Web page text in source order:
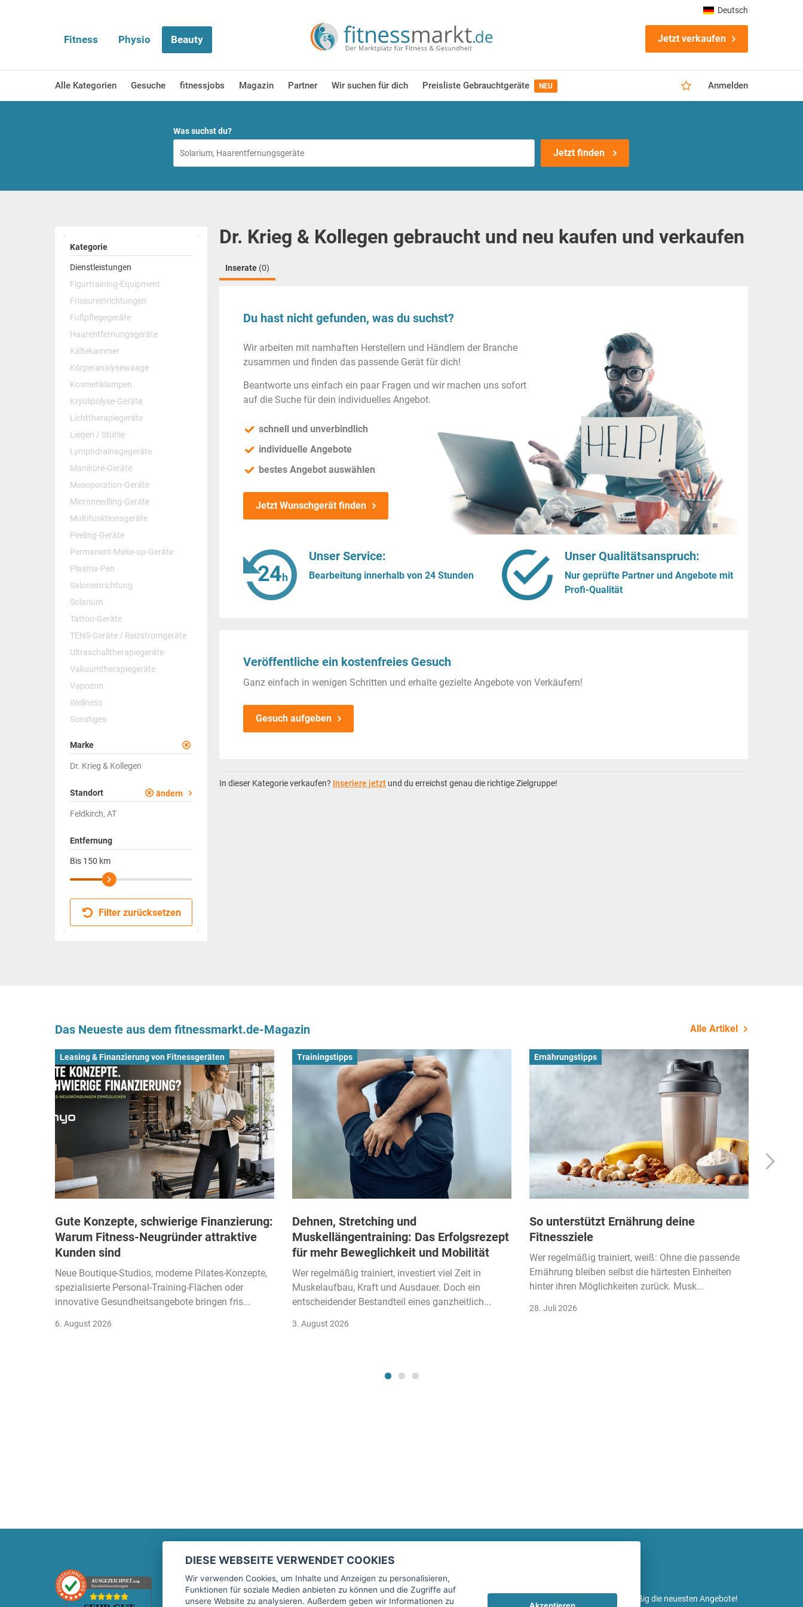
Fitness Physio Beauty Jetzt verkaufen
Alle Kategorien Gesuche fitnessjobs Magazin Partner Wir suchen für dich Preisliste Gebrauchtgeräte NEU Anmelden
Deutsch
Was suchst du?
Jetzt finden
Kategorie
Dienstleistungen
Figurtraining-Equipment
Friseureinrichtungen
Fußpflegegeräte
Haarentfernungsgeräte
Kältekammer
Körperanalysewaage
Kosmetiklampen
Kryolipolyse-Geräte
Lichttherapiegeräte
Liegen / Stühle
Lymphdrainagegeräte
Maniküre-Geräte
Mesoporation-Geräte
Microneedling-Geräte
Multifunktionsgeräte
Peeling-Geräte
Permanent-Make-up-Geräte
Plasma-Pen
Saloneinrichtung
Solarium
Tattoo-Geräte
TENS-Geräte / Reizstromgeräte
Ultraschalltherapiegeräte
Vakuumtherapiegeräte
Vapozon
Wellness
Sonstiges
Marke
Dr. Krieg & Kollegen
Standort ändern
Feldkirch, AT
Entfernung
Bis 150 km
Filter zurücksetzen
Dr. Krieg & Kollegen gebraucht und neu kaufen und verkaufen
Inserate (0)
Du hast nicht gefunden, was du suchst?
Wir arbeiten mit namhaften Herstellern und Händlern der Branche
zusammen und finden das passende Gerät für dich!
Beantworte uns einfach ein paar Fragen und wir machen uns sofort
auf die Suche für dein individuelles Angebot.
schnell und unverbindlich
individuelle Angebote
bestes Angebot auswählen
Jetzt Wunschgerät finden
Unser Service:
Bearbeitung innerhalb von 24 Stunden
Unser Qualitätsanspruch:
Nur geprüfte Partner und Angebote mit
Profi-Qualität
Veröffentliche ein kostenfreies Gesuch
Ganz einfach in wenigen Schritten und erhalte gezielte Angebote von Verkäufern!
Gesuch aufgeben
In dieser Kategorie verkaufen? Inseriere jetzt und du erreichst genau die richtige Zielgruppe!
Das Neueste aus dem fitnessmarkt.de-Magazin Alle Artikel
Leasing & Finanzierung von Fitnessgeräten
Gute Konzepte, schwierige Finanzierung:
Warum Fitness-Neugründer attraktive
Kunden sind
Neue Boutique-Studios, moderne Pilates-Konzepte,
spezialisierte Personal-Training-Flächen oder
innovative Gesundheitsangebote bringen fris...
6. August 2026
Trainingstipps
Dehnen, Stretching und
Muskellängentraining: Das Erfolgsrezept
für mehr Beweglichkeit und Mobilität
Wer regelmäßig trainiert, investiert viel Zeit in
Muskelaufbau, Kraft und Ausdauer. Doch ein
entscheidender Bestandteil eines ganzheitlich...
3. August 2026
Ernährungstipps
So unterstützt Ernährung deine
Fitnessziele
Wer regelmäßig trainiert, weiß: Ohne die passende
Ernährung bleiben selbst die härtesten Einheiten
hinter ihren Möglichkeiten zurück. Musk...
28. Juli 2026
AUSGEZEICHNET.org
Kundenbewertungen
Marktplatz
Kontakt
Rechtliches
Impressum
fitnessmarkt.de Newsletter
Trage dich hier für unseren Newsletter ein und erhalte regelmäßig die neuesten Angebote!
DIESE WEBSEITE VERWENDET COOKIES
Wir verwenden Cookies, um Inhalte und Anzeigen zu personalisieren,
Funktionen für soziale Medien anbieten zu können und die Zugriffe auf
unsere Website zu analysieren. Außerdem geben wir Informationen zu